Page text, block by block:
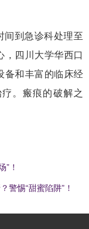
间到急诊科处理至
，四川大学华西口
备和丰富的临床经
。瘢痕的破解之
”！
警惕“甜蜜陷阱”！